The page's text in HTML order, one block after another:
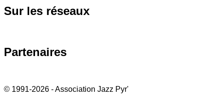
Sur les réseaux
Partenaires
© 1991-2026 - Association Jazz Pyr'